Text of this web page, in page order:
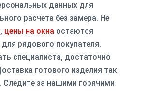
данных для
расчета без замера. Не
цены на окна остаются
рядового покупателя.
специалиста, достаточно
готового изделия так
Следите за нашими горячими